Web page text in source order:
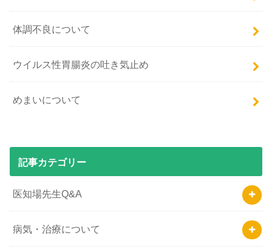
体調不良について
ウイルス性胃腸炎の吐き気止め
めまいについて
記事カテゴリー
医知場先生Q&A
病気・治療について